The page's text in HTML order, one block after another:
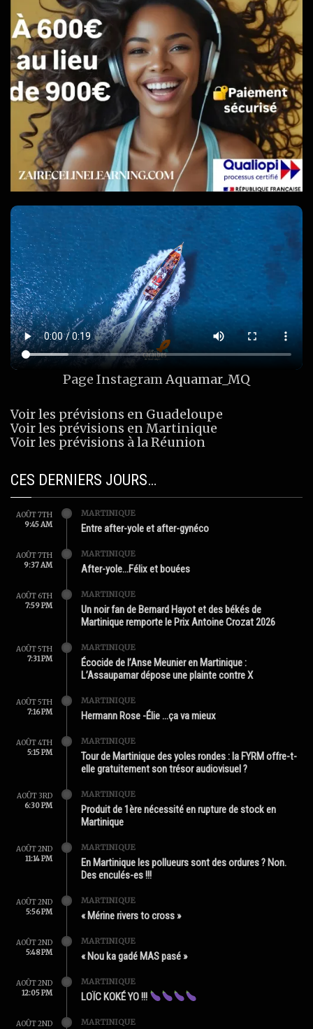
Page InstagramAquamar_MQ
Voir les prévisions en Guadeloupe
Voir les prévisions en Martinique
Voir les prévisions à la Réunion
CES DERNIERS JOURS…
AOÛT 7TH
9:45 AM
MARTINIQUE
Entre after-yole et after-gynéco
AOÛT 7TH
9:37 AM
MARTINIQUE
After-yole…Félix et bouées
AOÛT 6TH
7:59 PM
MARTINIQUE
Un noir fan de Bernard Hayot et des békés de
Martinique remporte le Prix Antoine Crozat 2026
AOÛT 5TH
7:31 PM
MARTINIQUE
Écocide de l’Anse Meunier en Martinique :
L’Assaupamar dépose une plainte contre X
AOÛT 5TH
7:16 PM
MARTINIQUE
Hermann Rose -Élie …ça va mieux
AOÛT 4TH
5:15 PM
MARTINIQUE
Tour de Martinique des yoles rondes : la FYRM offre-t-
elle gratuitement son trésor audiovisuel ?
AOÛT 3RD
6:30 PM
MARTINIQUE
Produit de 1ère nécessité en rupture de stock en
Martinique
AOÛT 2ND
11:14 PM
MARTINIQUE
En Martinique les pollueurs sont des ordures ? Non.
Des enculés-es !!!
AOÛT 2ND
5:56 PM
MARTINIQUE
« Mérine rivers to cross »
AOÛT 2ND
5:48 PM
MARTINIQUE
« Nou ka gadé MAS pasé »
AOÛT 2ND
12:05 PM
MARTINIQUE
LOÏC KOKÉ YO !!!
AOÛT 2ND
MARTINIQUE